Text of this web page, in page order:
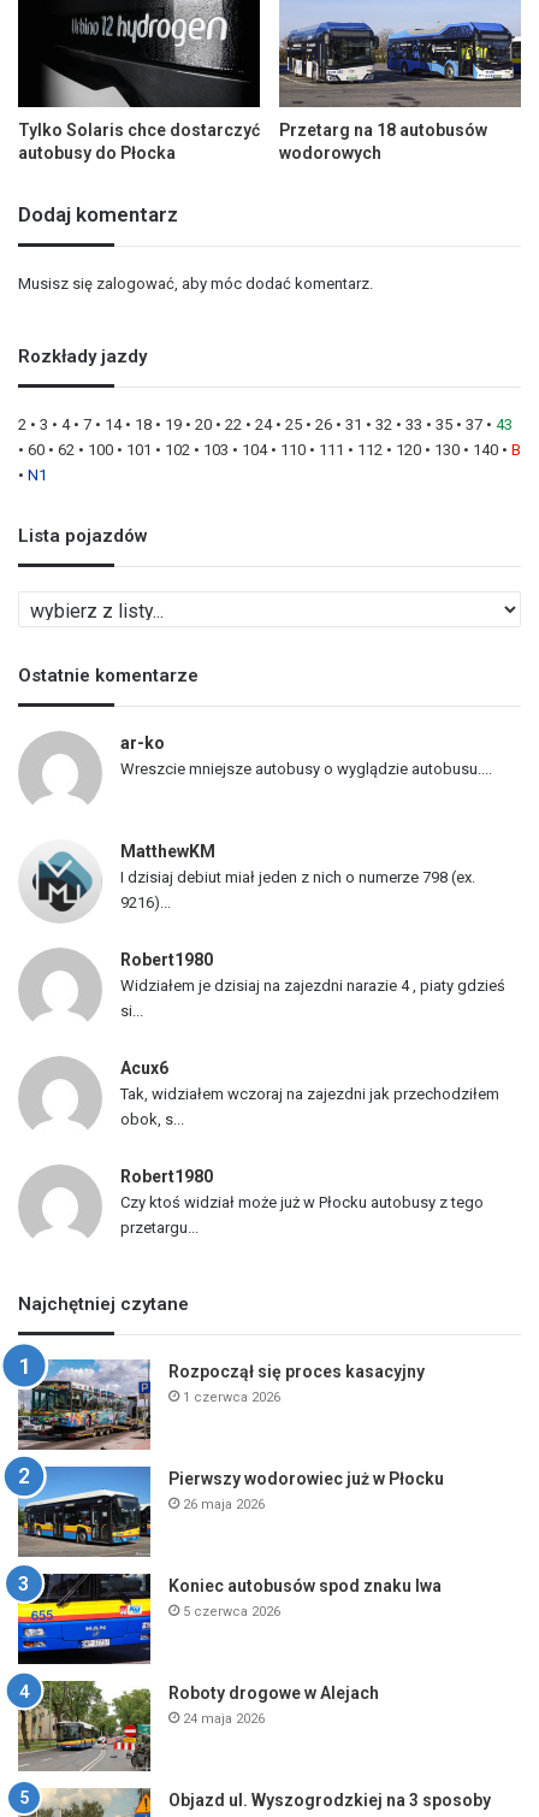
Tylko Solaris chce dostarczyć
autobusy do Płocka
Przetarg na 18 autobusów
wodorowych
Dodaj komentarz
Musisz się zalogować, aby móc dodać komentarz.
Rozkłady jazdy
2 • 3 • 4• 7 • 14• 18 • 19 • 20 • 22 • 24• 25 • 26 • 31 • 32 • 33 • 35 • 37 • 43
• 60 • 62 • 100 • 101 • 102 • 103 • 104• 110 • 111 • 112 • 120 • 130 • 140 • B
• N1
Lista pojazdów
i
t
a
o
j
w
Ostatnie komentarze
ar-ko
Wreszcie mniejsze autobusy o wyglądzie autobusu....
MatthewKM
I dzisiaj debiut miał jeden z nich o numerze 798 (ex.
9216)...
Robert1980
Widziałem je dzisiaj na zajezdni narazie 4 , piaty gdzieś
si...
Acux6
Tak, widziałem wczoraj na zajezdni jak przechodziłem
obok, s...
Robert1980
Czy ktoś widział może już w Płocku autobusy z tego
przetargu...
Najchętniej czytane
Rozpoczął się proces kasacyjny
1 czerwca 2026
Pierwszy wodorowiec już w Płocku
26 maja 2026
Koniec autobusów spod znaku lwa
5 czerwca 2026
Roboty drogowe w Alejach
24 maja 2026
Objazd ul. Wyszogrodzkiej na 3 sposoby